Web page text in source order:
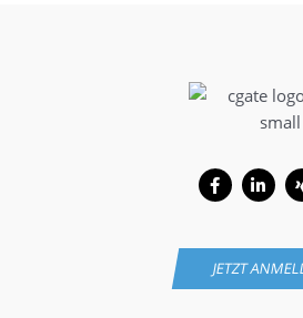
Facebook-
f in
JETZT